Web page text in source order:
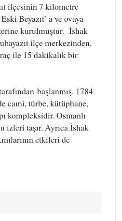
ilçesinin 7 kilometre
Beyazıt’ a ve ovaya
kurulmuştur. İshak
ilçe merkezinden,
ile 15 dakikalık bir
başlanmış. 1784
cami, türbe, kütüphane,
kompleksidir. Osmanlı
izleri taşır. Ayrıca İshak
etkileri de